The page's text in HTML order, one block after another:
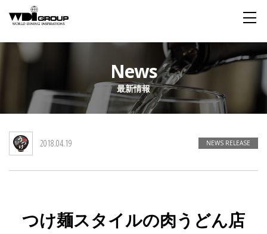
About WDI
WDI STANDARD
私たちが大切にするもの 舞台は世界
Social Responsibility Sustainability
Restaurant
News
最新情報
2018.04.19 NEWS RELEASE
つけ麺スタイルの肉うどん店